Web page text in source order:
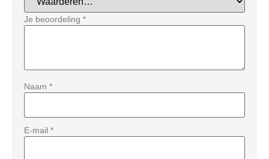
Je beoordeling *
Naam *
E-mail *